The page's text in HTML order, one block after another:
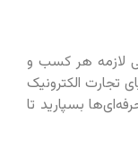
لازمه هر کسب و
تجارت الکترونیک
بسپارید تا